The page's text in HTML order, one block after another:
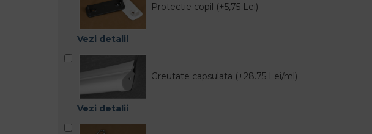
Protectie copil (+5,75 Lei)
Vezi detalii
Greutate capsulata (+28.75 Lei/ml)
Vezi detalii